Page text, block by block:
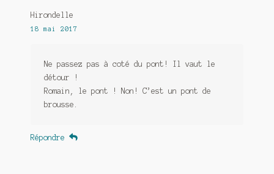
Hirondelle
18 mai 2017
Ne passez pas à coté du pont! Il vaut le
détour !
Romain, le pont ! Non! C’est un pont de
brousse.
Répondre